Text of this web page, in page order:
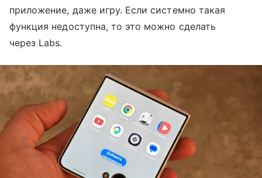
приложение, даже игру. Если системно такая
функция недоступна, то это можно сделать
через Labs.